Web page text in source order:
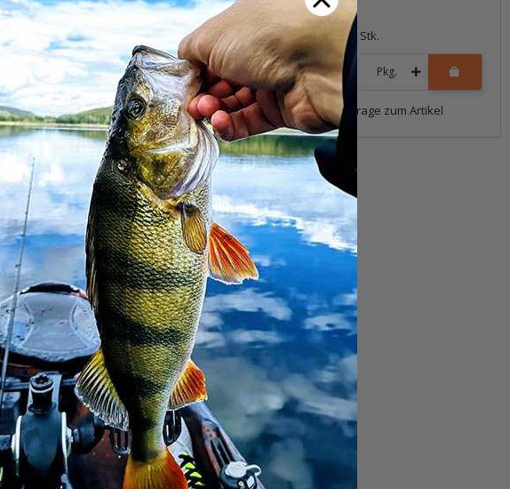
12,99 €*
Packung: 1 Stk.
Pkg.
Frage zum Artikel
12,99 €*
Packung: 1 Stk.
Pkg.
Frage zum Artikel
10.5g KEITECH Tee-Bone
Buzzbait (512S) Spot
Remover / Silver Blade
Sofort verfügbar